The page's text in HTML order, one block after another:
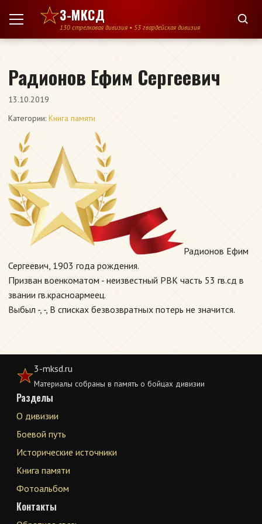
Перейти к содержимому
3-МКСД
130 стрелковая дивизия • 53 гвардейская дивизия
Радионов Ефим Сергеевич
13.10.2019
Категории: Книга памяти
Радионов Ефим
Сергеевич, 1903 года рождения.
Призван военкоматом - неизвестный РВК часть 53 гв.сд в
звании гв.красноармеец.
Выбыл -, -, В списках безвозвратных потерь не значится.
3-mksd.ru
Материалы собраны в память о бойцах дивизии
Разделы
О дивизии
Боевой путь
Исторические источники
Книга памяти
Фотоальбом
Контакты